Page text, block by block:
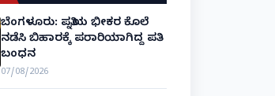
ಬೆಂಗಳೂರು: ಪತ್ನಿಯ ಭೀಕರ ಕೊಲೆ
ನಡೆಸಿ ಬಿಹಾರಕ್ಕೆ ಪರಾರಿಯಾಗಿದ್ದ ಪತಿ
ಬಂಧನ
07/08/2026